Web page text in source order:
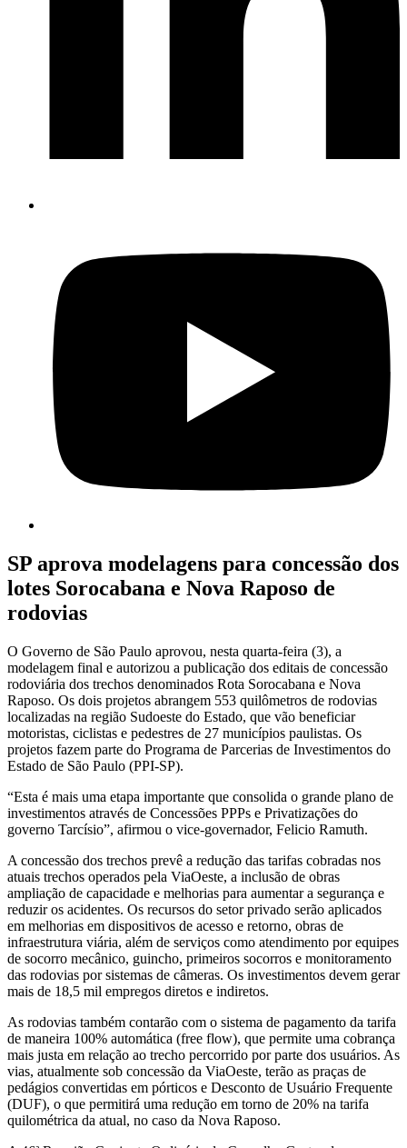
SP aprova modelagens para concessão dos
lotes Sorocabana e Nova Raposo de
rodovias
O Governo de São Paulo aprovou, nesta quarta-feira (3), a
modelagem final e autorizou a publicação dos editais de concessão
rodoviária dos trechos denominados Rota Sorocabana e Nova
Raposo. Os dois projetos abrangem 553 quilômetros de rodovias
localizadas na região Sudoeste do Estado, que vão beneficiar
motoristas, ciclistas e pedestres de 27 municípios paulistas. Os
projetos fazem parte do Programa de Parcerias de Investimentos do
Estado de São Paulo (PPI-SP).
“Esta é mais uma etapa importante que consolida o grande plano de
investimentos através de Concessões PPPs e Privatizações do
governo Tarcísio”, afirmou o vice-governador, Felicio Ramuth.
A concessão dos trechos prevê a redução das tarifas cobradas nos
atuais trechos operados pela ViaOeste, a inclusão de obras
ampliação de capacidade e melhorias para aumentar a segurança e
reduzir os acidentes. Os recursos do setor privado serão aplicados
em melhorias em dispositivos de acesso e retorno, obras de
infraestrutura viária, além de serviços como atendimento por equipes
de socorro mecânico, guincho, primeiros socorros e monitoramento
das rodovias por sistemas de câmeras. Os investimentos devem gerar
mais de 18,5 mil empregos diretos e indiretos.
As rodovias também contarão com o sistema de pagamento da tarifa
de maneira 100% automática (free flow), que permite uma cobrança
mais justa em relação ao trecho percorrido por parte dos usuários. As
vias, atualmente sob concessão da ViaOeste, terão as praças de
pedágios convertidas em pórticos e Desconto de Usuário Frequente
(DUF), o que permitirá uma redução em torno de 20% na tarifa
quilométrica da atual, no caso da Nova Raposo.